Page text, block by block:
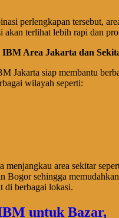
perlengkapan tersebut,
akan terlihat lebih rapi dan
IBM Area Jakarta dan
Jakarta siap membantu
wilayah seperti:
menjangkau area sekitar
Bogor sehingga memudahkan
di berbagai lokasi.